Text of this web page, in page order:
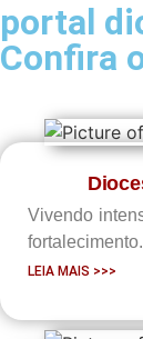
portal
Confira
Vivendo
LEIA MAIS >>>